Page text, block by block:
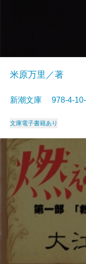
米原万里／著
新潮文庫 978-4-
文庫電子書籍あり